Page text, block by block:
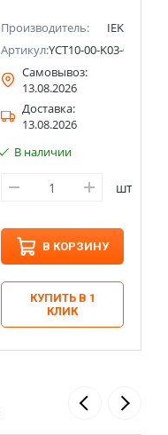
Производитель:
IEK
Артикул:YCT10-00-K03-070-AUX
Самовывоз:
13.08.2026
Доставка:
13.08.2026
В наличии
шт
В КОРЗИНУ
КУПИТЬ В 1
КЛИК